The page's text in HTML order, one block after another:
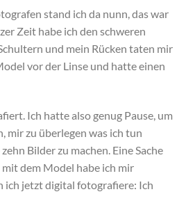
stand ich da nunn, das war
Zeit habe ich den schweren
und mein Rücken taten mir
vor der Linse und hatte einen
Ich hatte also genug Pause, um
mir zu überlegen was ich tun
Bilder zu machen. Eine Sache
dem Model habe ich mir
ich jetzt digital fotografiere: Ich